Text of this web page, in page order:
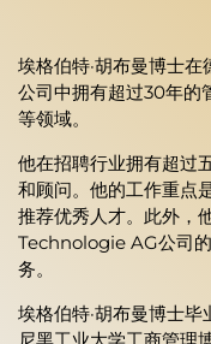
埃格伯特·胡布曼博士
公司中拥有超过30年的
等领域。
他在招聘行业拥有超过
和顾问。他的工作重点
推荐优秀人才。此外，
Technologie AG公司
务。
埃格伯特·胡布曼博士